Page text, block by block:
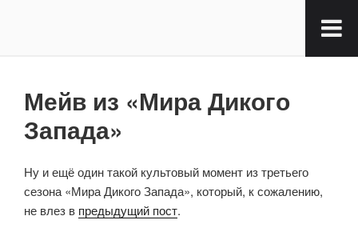
Мейв из «Мира Дикого
Запада»
Ну и ещё один такой культовый момент из третьего
сезона «Мира Дикого Запада», который, к сожалению,
не влез в предыдущий пост.